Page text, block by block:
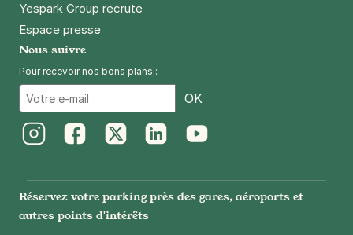
Yespark Group recrute
Espace presse
Nous suivre
Pour recevoir nos bons plans :
OK
Réservez votre parking près des gares, aéroports et
autres points d'intérêts